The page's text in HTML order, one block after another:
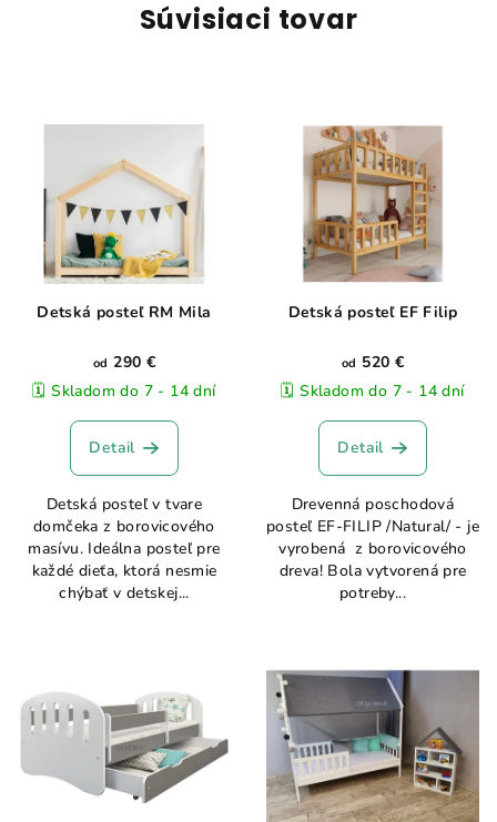
Súvisiaci tovar
Detská posteľ RM Mila
od 290 €
🗓️ Skladom do 7 - 14 dní
Detail
Detská posteľ v tvare
domčeka z borovicového
masívu. Ideálna posteľ pre
každé dieťa, ktorá nesmie
chýbať v detskej...
Detská posteľ EF Filip
od 520 €
🗓️ Skladom do 7 - 14 dní
Detail
Drevenná poschodová
posteľ EF-FILIP /Natural/ - je
vyrobená z borovicového
dreva! Bola vytvorená pre
potreby...